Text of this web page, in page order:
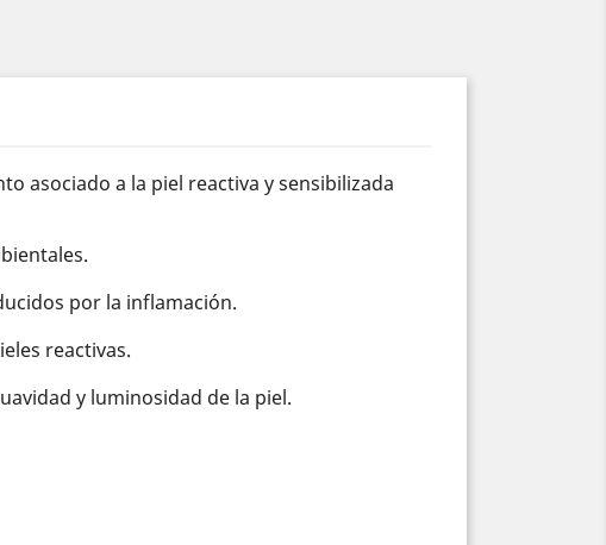
asociado a la piel reactiva y sensibilizada
por la inflamación.
reactivas.
y luminosidad de la piel.